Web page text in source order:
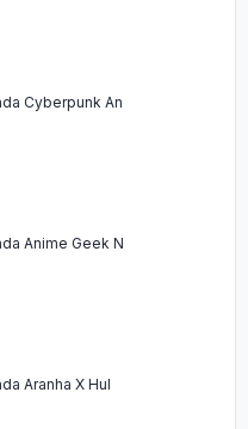
Cyberpunk An
Anime Geek N
Aranha X Hul